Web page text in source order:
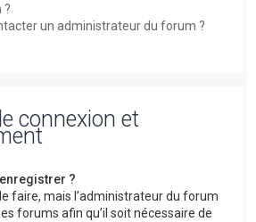
?
un administrateur du forum ?
connexion et
?
faire, mais l’administrateur du forum
forums afin qu’il soit nécessaire de